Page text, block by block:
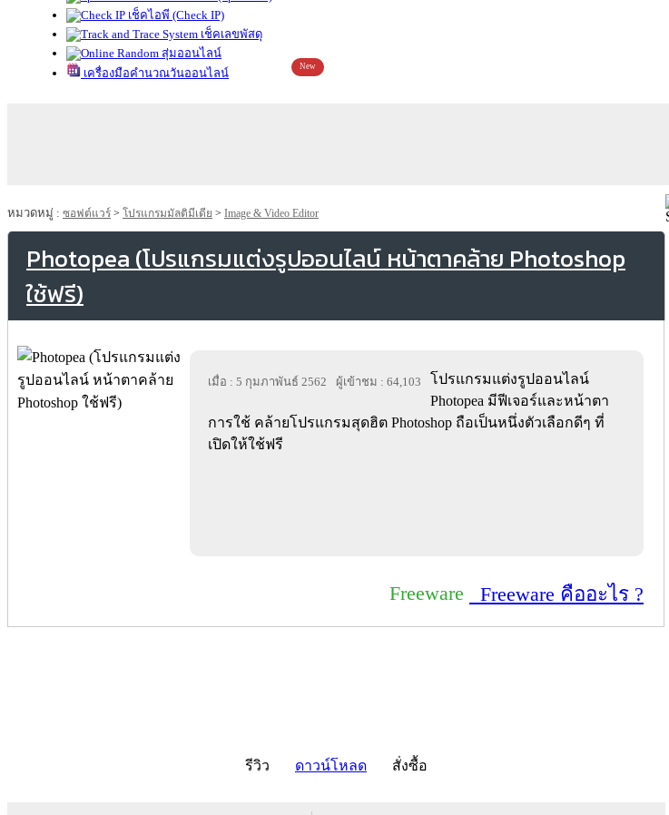
เช็คไอพี (Check IP)
เช็คเลขพัสดุ
สุ่มออนไลน์
เครื่องมือคำนวณวันออนไลน์
New
หมวดหมู่ : ซอฟต์แวร์ > โปรแกรมมัลติมีเดีย > Image & Video Editor
Photopea (โปรแกรมแต่งรูปออนไลน์ หน้าตาคล้าย Photoshop
ใช้ฟรี)
เมื่อ : 5 กุมภาพันธ์ 2562 ผู้เข้าชม : 64,103
โปรแกรมแต่งรูปออนไลน์
Photopea มีฟีเจอร์และหน้าตา
การใช้ คล้ายโปรแกรมสุดฮิต Photoshop ถือเป็นหนึ่งตัวเลือกดีๆ ที่
เปิดให้ใช้ฟรี
Freeware Freeware คืออะไร ?
รีวิว ดาวน์โหลด สั่งซื้อ